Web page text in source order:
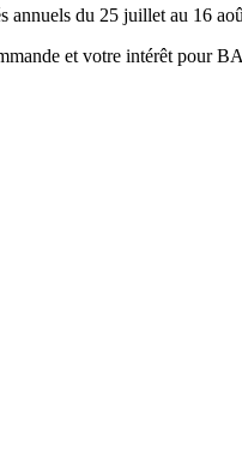
annuels du 25 juillet au 16
et votre intérêt pour